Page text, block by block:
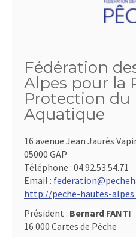
Fédération
Alpes pour la
Protection du
Aquatique
16 avenue Jean Jaurès
05000 GAP
Téléphone : 04.92.53.54.71
Email :
http://peche-hautes-
Président : Bernard FANTI
16 000 Cartes de Pêche